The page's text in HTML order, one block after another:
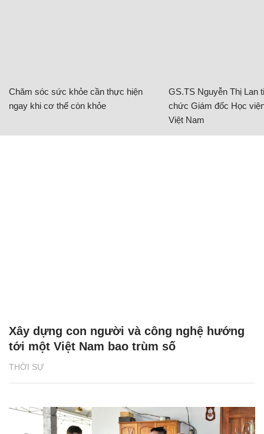
Chăm sóc sức khỏe cần thực hiện
ngay khi cơ thể còn khỏe
GS.TS Nguyễn Thị Lan
chức Giám đốc Học
Việt Nam
THỜI SỰ
Xây dựng con người và công nghệ hướng
tới một Việt Nam bao trùm số